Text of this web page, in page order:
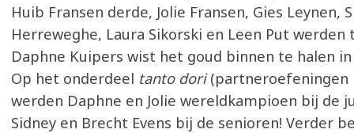
Huib Fransen derde, Jolie Fransen, Gies Leynen,
Herreweghe, Laura Sikorski en Leen Put werden
Daphne Kuipers wist het goud binnen te halen
Op het onderdeel tanto dori(partneroefeningen
werden Daphne en Jolie wereldkampioen bij de
Sidney en Brecht Evens bij de senioren! Verder